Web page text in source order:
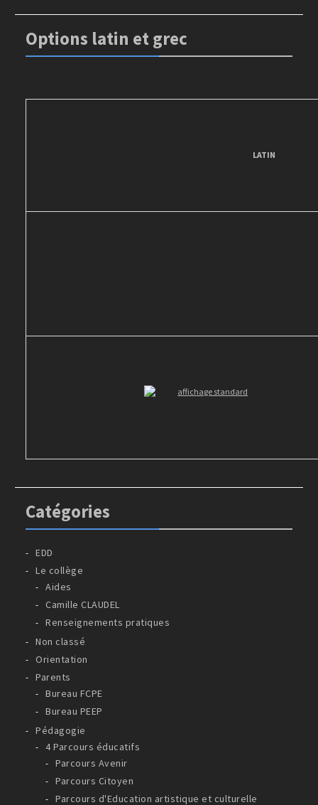
Options latin et grec
LATIN
Catégories
EDD
Le collège
Aides
Camille CLAUDEL
Renseignements pratiques
Non classé
Orientation
Parents
Bureau FCPE
Bureau PEEP
Pédagogie
4 Parcours éducatifs
Parcours Avenir
Parcours Citoyen
Parcours d'Education artistique et culturelle